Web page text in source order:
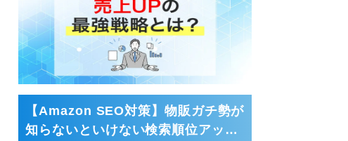
【Amazon SEO対策】物販ガチ勢が
知らないといけない検索順位アップ